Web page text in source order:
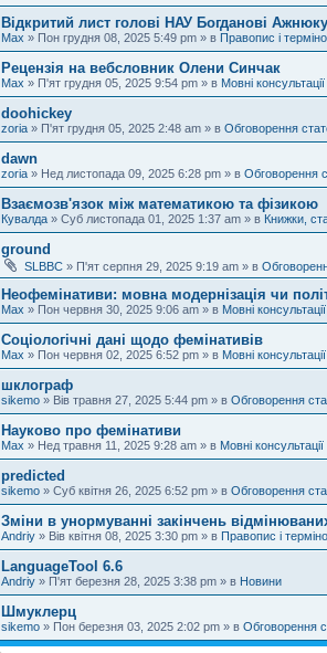
Відкритий лист голові НАУ Богданові
Max » Пон грудня 08, 2025 5:49 pm » в Правопис і
Рецензія на вебсловник Олени Синчак
Max » П'ят грудня 05, 2025 9:54 pm » в Мовні консультації
doohickey
zoria » П'ят грудня 05, 2025 2:48 am » в Обговорення
dawn
zoria » Нед листопада 09, 2025 6:28 pm » в Обговорення
Взаємозв'язок між математикою та фізикою
Кувалда » Суб листопада 01, 2025 1:37 am » в Книжки,
ground
SLBBC » П'ят серпня 29, 2025 9:19 am » в
Неофемінативи: мовна модернізація чи
Max » Пон червня 30, 2025 9:06 am » в Мовні консультації
Соціологічні дані щодо фемінативів
Max » Пон червня 02, 2025 6:52 pm » в Мовні консультації
шклограф
sikemo » Вів травня 27, 2025 5:44 pm » в Обговорення
Науково про фемінативи
Max » Нед травня 11, 2025 9:28 am » в Мовні консультації
predicted
sikemo » Суб квітня 26, 2025 6:52 pm » в Обговорення
Зміни в унормуванні закінчень
Andriy » Вів квітня 08, 2025 3:30 pm » в Правопис і
LanguageTool 6.6
Andriy » П'ят березня 28, 2025 3:38 pm » в Новини
Шмуклерц
sikemo » Пон березня 03, 2025 2:02 pm » в Обговорення